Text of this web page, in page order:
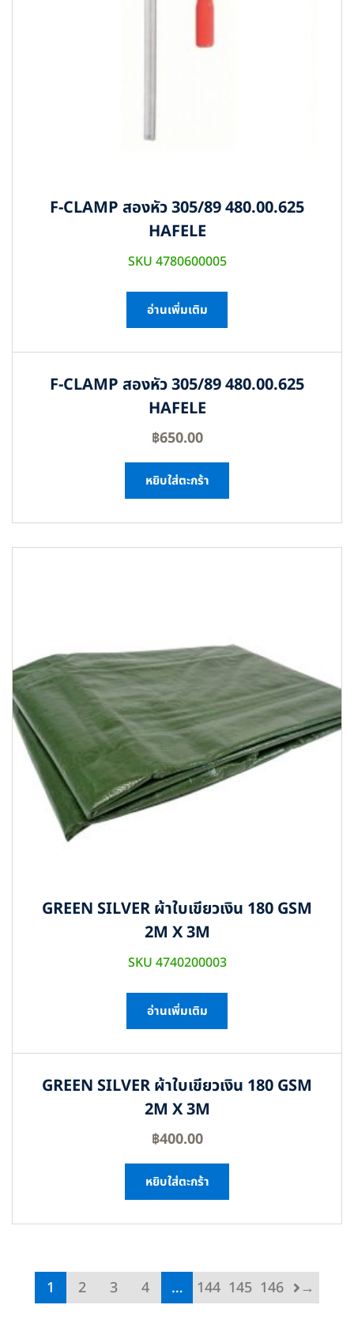
F-CLAMP สองหัว 305/89 480.00.625
HAFELE
SKU 4780600005
อ่านเพิ่มเติม
F-CLAMP สองหัว 305/89 480.00.625
HAFELE
฿650.00
หยิบใส่ตะกร้า
GREEN SILVER ผ้าใบเขียวเงิน 180 GSM
2M X 3M
SKU 4740200003
อ่านเพิ่มเติม
GREEN SILVER ผ้าใบเขียวเงิน 180 GSM
2M X 3M
฿400.00
หยิบใส่ตะกร้า
1 2 3 4 … 144 145 146 →